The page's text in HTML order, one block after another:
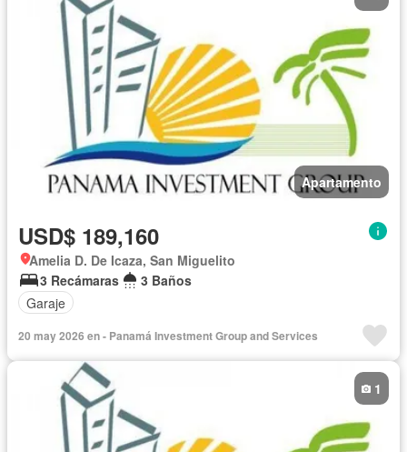
Apartamento
USD$ 189,160
Amelia D. De Icaza, San Miguelito
3 Recámaras
3 Baños
Garaje
20 may 2026 en - Panamá Investment Group and Services
1